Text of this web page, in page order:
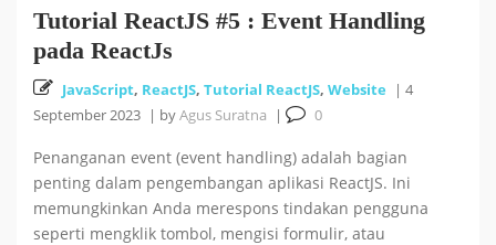
Tutorial ReactJS #5 : Event Handling
pada ReactJs
JavaScript, ReactJS, Tutorial ReactJS, Website | 4
September 2023 | byAgus Suratna | 0
Penanganan event (event handling) adalah bagian
penting dalam pengembangan aplikasi ReactJS. Ini
memungkinkan Anda merespons tindakan pengguna
seperti mengklik tombol, mengisi formulir, atau